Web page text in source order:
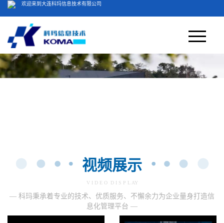
欢迎来到大连科玛信息技术有限公司
网站首页
关于我们
产品中心
新闻中心
案例展示
视频展示
V I D E O D I S P L AY
— 科玛秉承着专业的技术、优质服务、不懈余力为企业量身打造信
息化管理平台 —